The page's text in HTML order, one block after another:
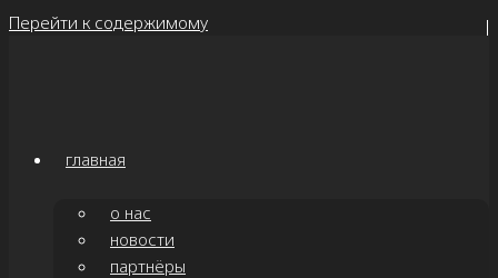
Перейти к содержимому
главная
о нас
новости
партнёры